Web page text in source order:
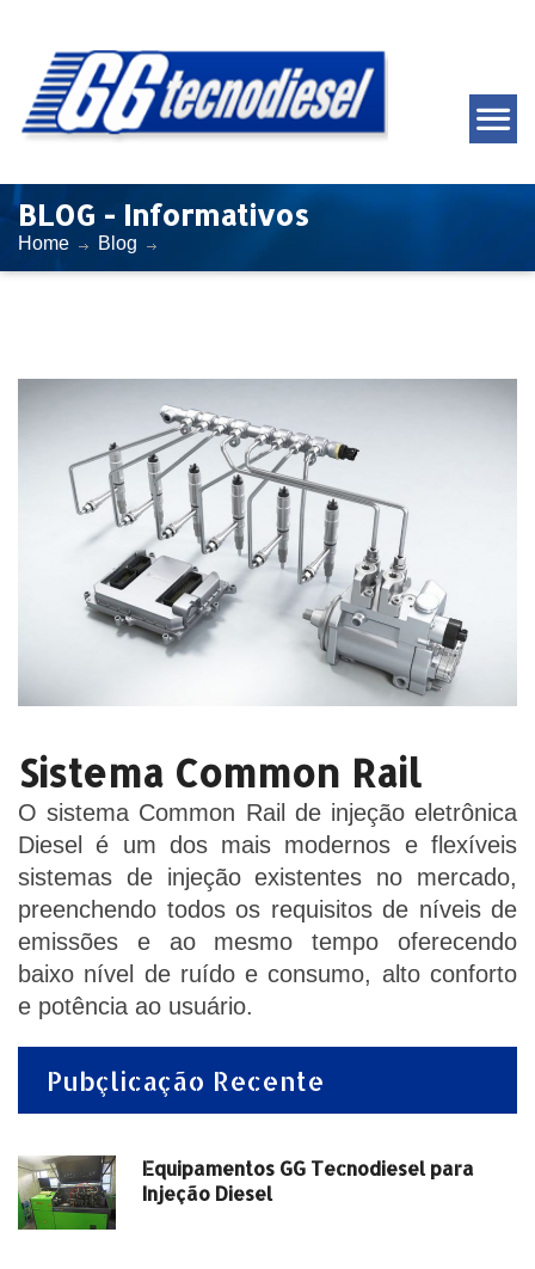
BLOG - Informativos
Home Blog
Sistema Common Rail
O sistema Common Rail de injeção eletrônica
Diesel é um dos mais modernos e flexíveis
sistemas de injeção existentes no mercado,
preenchendo todos os requisitos de níveis de
emissões e ao mesmo tempo oferecendo
baixo nível de ruído e consumo, alto conforto
e potência ao usuário.
Pubçlicação Recente
Equipamentos GG Tecnodiesel para
Injeção Diesel